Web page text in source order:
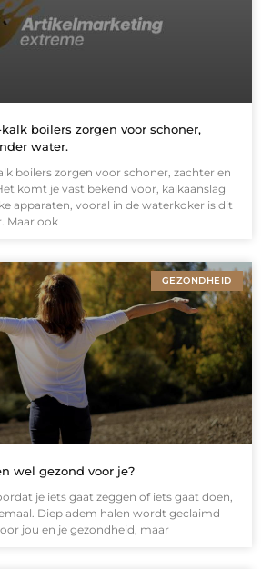
boilers zorgen voor schoner,
water.
boilers zorgen voor schoner, zachter en
komt je vast bekend voor, kalkaanslag
apparaten, vooral in de waterkoker is dit
Maar ook
GEZONDHEID
wel gezond voor je?
je iets gaat zeggen of iets gaat doen,
Diep adem halen wordt geclaimd
jou en je gezondheid, maar